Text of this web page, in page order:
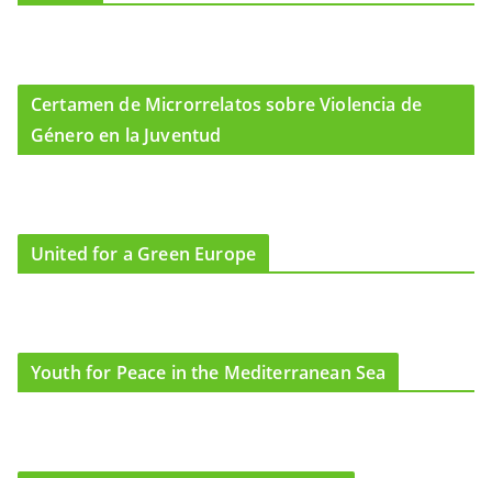
Certamen de Microrrelatos sobre Violencia de
Género en la Juventud
United for a Green Europe
Youth for Peace in the Mediterranean Sea